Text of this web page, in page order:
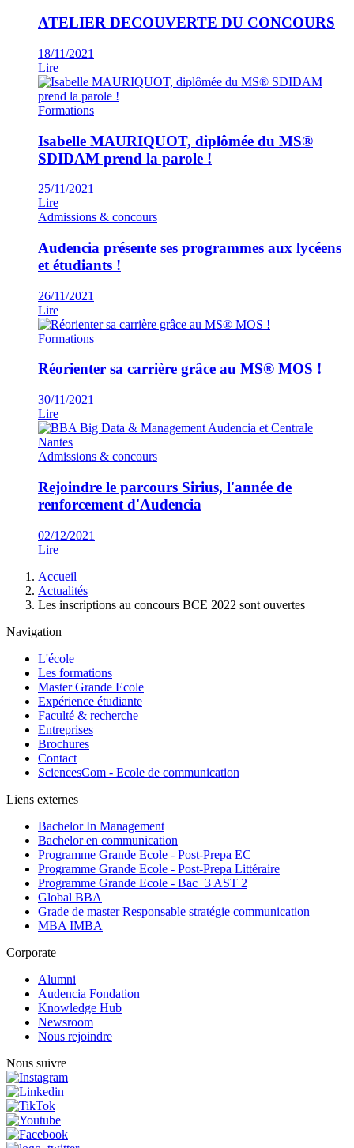
ATELIER DECOUVERTE DU CONCOURS
18/11/2021
Lire
Formations
Isabelle MAURIQUOT, diplômée du MS®
SDIDAM prend la parole !
25/11/2021
Lire
Admissions & concours
Audencia présente ses programmes aux lycéens
et étudiants !
26/11/2021
Lire
Formations
Réorienter sa carrière grâce au MS® MOS !
30/11/2021
Lire
Admissions & concours
Rejoindre le parcours Sirius, l'année de
renforcement d'Audencia
02/12/2021
Lire
d'Ariane
Accueil
Actualités
Les inscriptions au concours BCE 2022 sont ouvertes
Navigation
L'école
Les formations
Master Grande Ecole
Expérience étudiante
Faculté & recherche
Entreprises
Brochures
Contact
SciencesCom - Ecole de communication
Liens externes
Bachelor In Management
Bachelor en communication
Programme Grande Ecole - Post-Prepa EC
Programme Grande Ecole - Post-Prepa Littéraire
Programme Grande Ecole - Bac+3 AST 2
Global BBA
Grade de master Responsable stratégie communication
MBA IMBA
Corporate
Alumni
Audencia Fondation
Knowledge Hub
Newsroom
Nous rejoindre
Nous suivre